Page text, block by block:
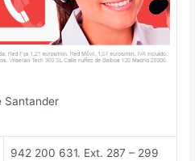
Santander
942 200 631. Ext. 287 – 299